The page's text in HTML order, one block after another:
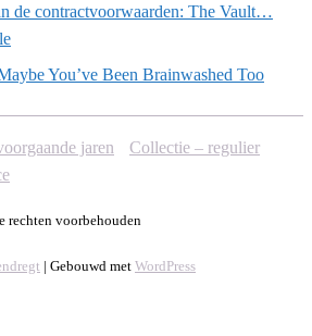
de contractvoorwaarden: The Vault…
You’ve Been Brainwashed Too
jaren
Collectie – regulier
rechten voorbehouden
| Gebouwd met WordPress